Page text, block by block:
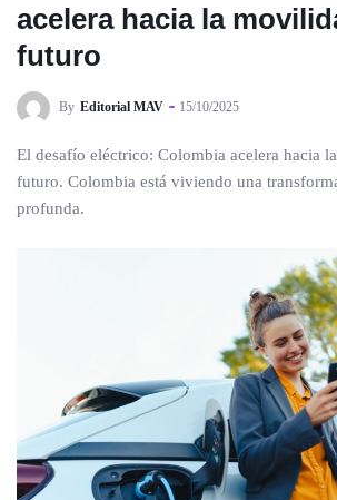
acelera hacia la
futuro
By Editorial MAV 15/10/2025
El desafío eléctrico: Colombia acelera hacia
futuro. Colombia está viviendo una
profunda.